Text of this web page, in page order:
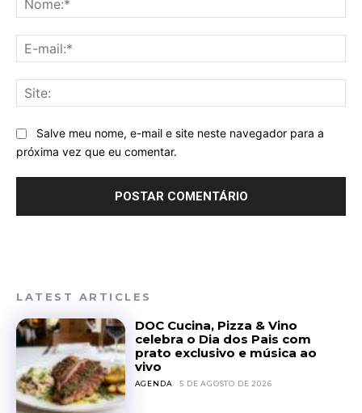
Salve meu nome, e-mail e site neste navegador para a
próxima vez que eu comentar.
LATEST ARTICLES
DOC Cucina, Pizza & Vino
celebra o Dia dos Pais com
prato exclusivo e música ao
vivo
AGENDA 5 DE AGOSTO DE 2026